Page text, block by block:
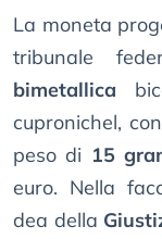
La moneta
tribunale
bimetallica
cupronichel,
peso di 15
euro. Nella
dea della